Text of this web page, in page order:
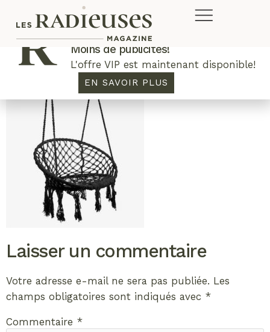
Laisser un commentaire
Votre adresse e-mail ne sera pas publiée. Les
champs obligatoires sont indiqués avec *
Commentaire *
Plus de concours. Plus de rabais.
Moins de publicités!
L'offre VIP est maintenant disponible!
EN SAVOIR PLUS